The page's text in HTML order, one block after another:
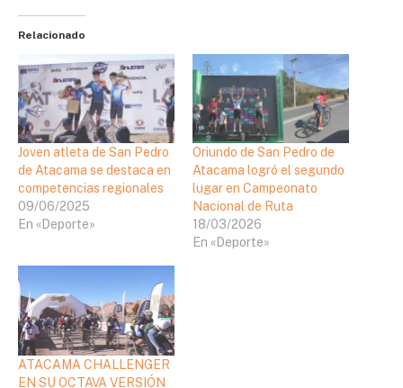
Relacionado
Joven atleta de San Pedro
de Atacama se destaca en
competencias regionales
09/06/2025
En «Deporte»
Oriundo de San Pedro de
Atacama logró el segundo
lugar en Campeonato
Nacional de Ruta
18/03/2026
En «Deporte»
ATACAMA CHALLENGER
EN SU OCTAVA VERSIÓN